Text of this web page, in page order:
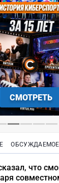
СМОТРЕТЬ
ОБСУЖДАЕМОЕ
что